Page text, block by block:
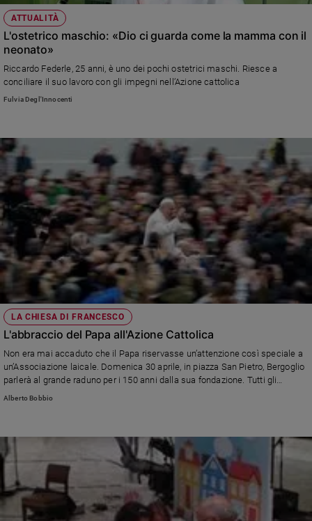
ATTUALITÀ
L'ostetrico maschio: «Dio ci guarda come la mamma con il
neonato»
Riccardo Federle, 25 anni, è uno dei pochi ostetrici maschi. Riesce a
conciliare il suo lavoro con gli impegni nell’Azione cattolica
Fulvia Degl'Innocenti
LA CHIESA DI FRANCESCO
L'abbraccio del Papa all'Azione Cattolica
Non era mai accaduto che il Papa riservasse un’attenzione così speciale a
un’Associazione laicale. Domenica 30 aprile, in piazza San Pietro, Bergoglio
parlerà al grande raduno per i 150 anni dalla sua fondazione. Tutti gli
appuntamenti e i personaggi ospiti in Vaticano
Alberto Bobbio